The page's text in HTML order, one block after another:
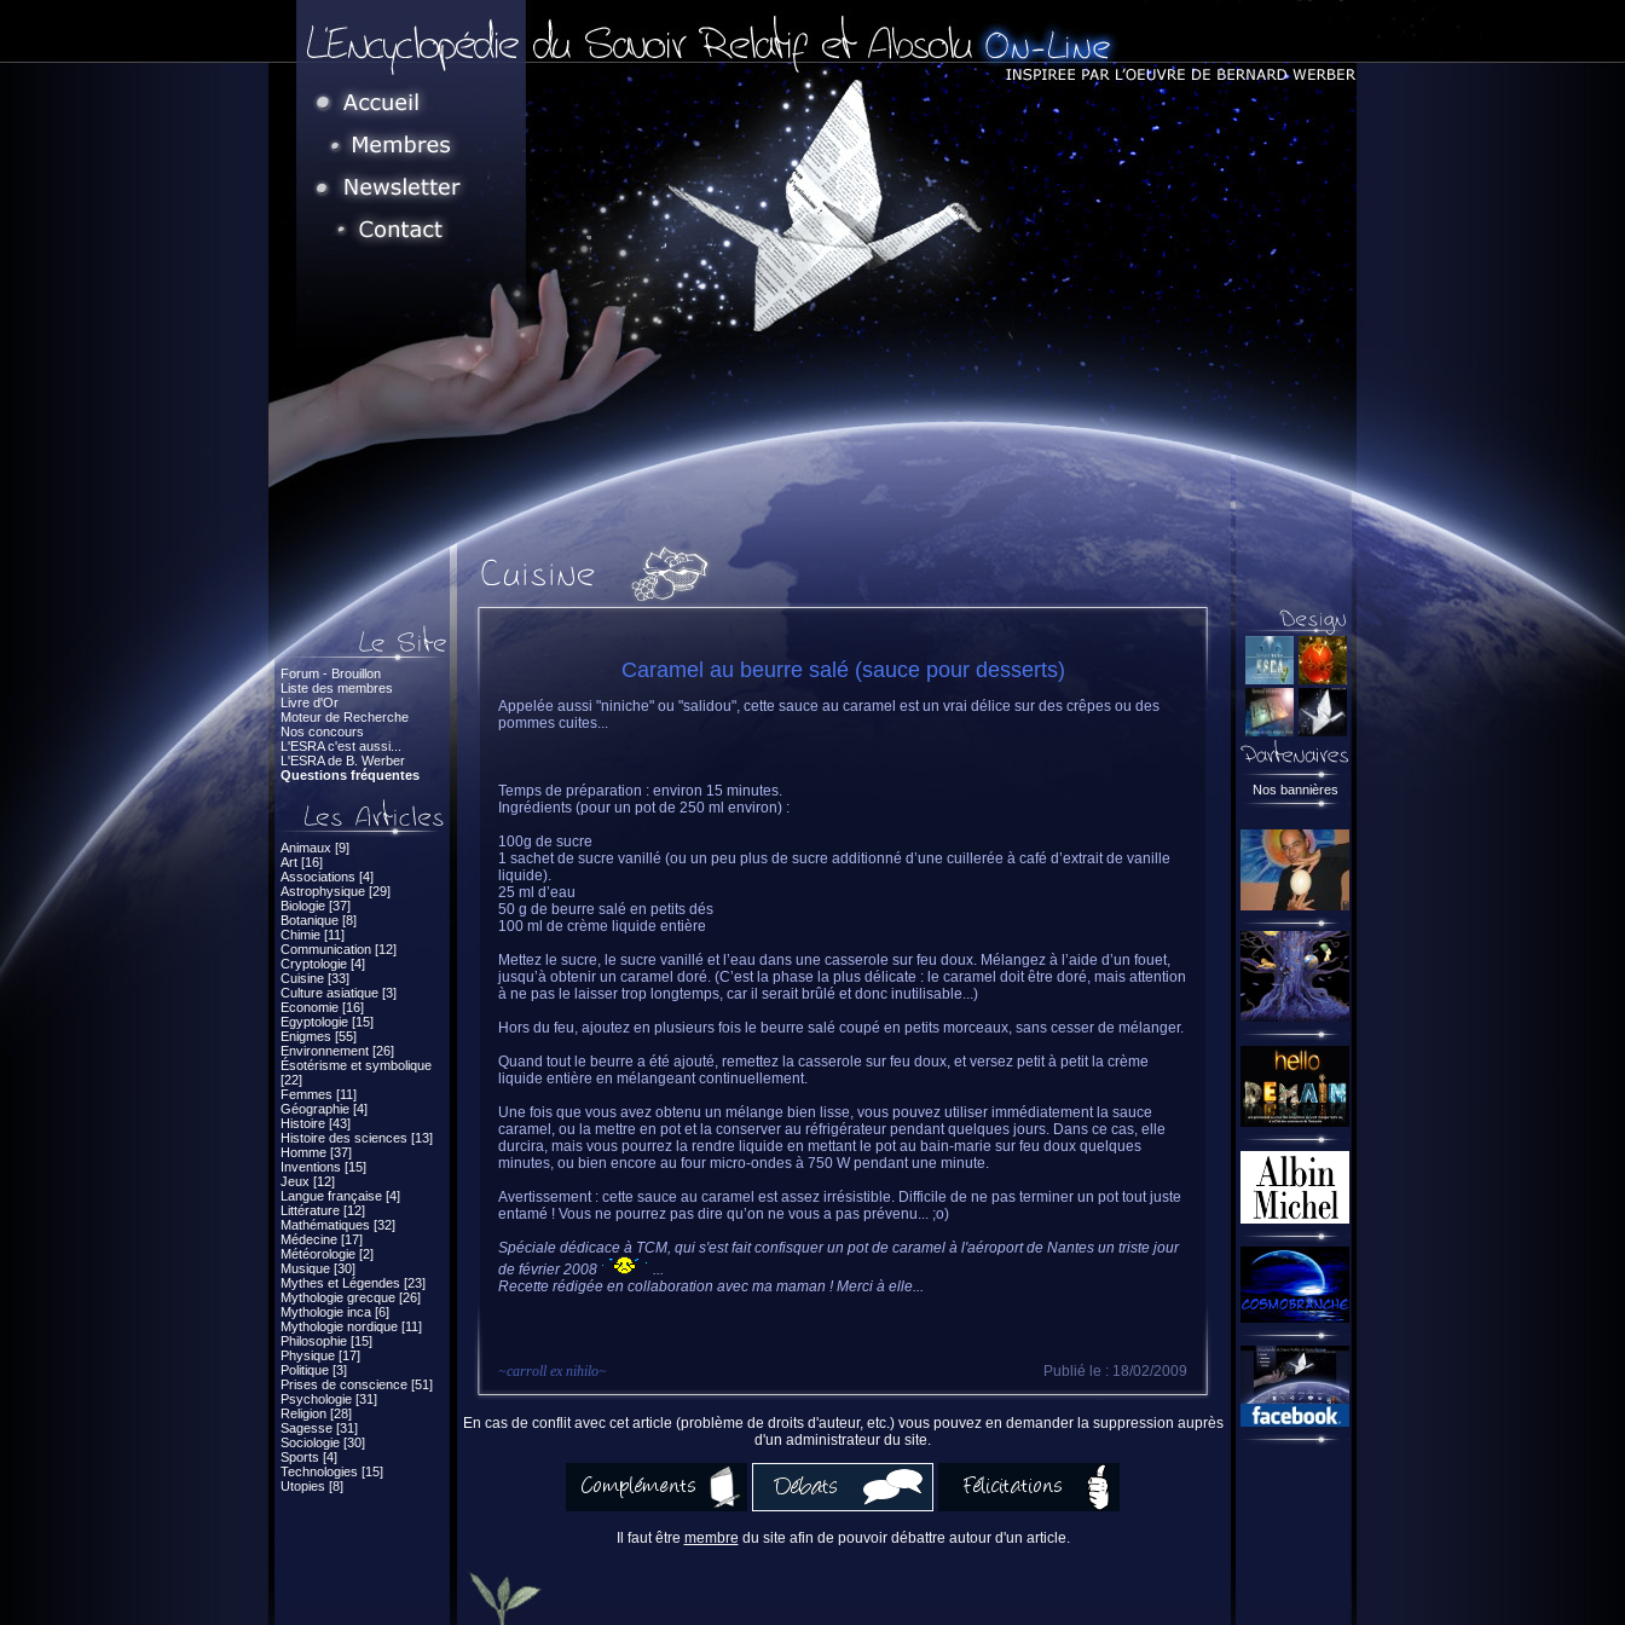
Forum - Brouillon
Liste des membres
Livre d'Or
Moteur de Recherche
Nos concours
L'ESRA c'est aussi...
L'ESRA de B. Werber
Questions fréquentes
Animaux [9]
Art [16]
Associations [4]
Astrophysique [29]
Biologie [37]
Botanique [8]
Chimie [11]
Communication [12]
Cryptologie [4]
Cuisine [33]
Culture asiatique [3]
Economie [16]
Egyptologie [15]
Enigmes [55]
Environnement [26]
Ésotérisme et symbolique
[22]
Femmes [11]
Géographie [4]
Histoire [43]
Histoire des sciences [13]
Homme [37]
Inventions [15]
Jeux [12]
Langue française [4]
Littérature [12]
Mathématiques [32]
Médecine [17]
Météorologie [2]
Musique [30]
Mythes et Légendes [23]
Mythologie grecque [26]
Mythologie inca [6]
Mythologie nordique [11]
Philosophie [15]
Physique [17]
Politique [3]
Prises de conscience [51]
Psychologie [31]
Religion [28]
Sagesse [31]
Sociologie [30]
Sports [4]
Technologies [15]
Utopies [8]
Caramel au beurre salé (sauce pour desserts)
Appelée aussi "niniche" ou "salidou", cette sauce au caramel est un vrai délice sur des crêpes ou des
pommes cuites...
Temps de préparation : environ 15 minutes.
Ingrédients (pour un pot de 250 ml environ) :
100g de sucre
1 sachet de sucre vanillé (ou un peu plus de sucre additionné d’une cuillerée à café d’extrait de vanille
liquide).
25 ml d’eau
50 g de beurre salé en petits dés
100 ml de crème liquide entière
Mettez le sucre, le sucre vanillé et l’eau dans une casserole sur feu doux. Mélangez à l’aide d’un fouet,
jusqu’à obtenir un caramel doré. (C’est la phase la plus délicate : le caramel doit être doré, mais attention
à ne pas le laisser trop longtemps, car il serait brûlé et donc inutilisable...)
Hors du feu, ajoutez en plusieurs fois le beurre salé coupé en petits morceaux, sans cesser de mélanger.
Quand tout le beurre a été ajouté, remettez la casserole sur feu doux, et versez petit à petit la crème
liquide entière en mélangeant continuellement.
Une fois que vous avez obtenu un mélange bien lisse, vous pouvez utiliser immédiatement la sauce
caramel, ou la mettre en pot et la conserver au réfrigérateur pendant quelques jours. Dans ce cas, elle
durcira, mais vous pourrez la rendre liquide en mettant le pot au bain-marie sur feu doux quelques
minutes, ou bien encore au four micro-ondes à 750 W pendant une minute.
Avertissement : cette sauce au caramel est assez irrésistible. Difficile de ne pas terminer un pot tout juste
entamé ! Vous ne pourrez pas dire qu’on ne vous a pas prévenu... ;o)
Spéciale dédicace à TCM, qui s'est fait confisquer un pot de caramel à l'aéroport de Nantes un triste jour
de février 2008
...
Recette rédigée en collaboration avec ma maman ! Merci à elle...
~carroll ex nihilo~ Publié le : 18/02/2009
En cas de conflit avec cet article (problème de droits d'auteur, etc.) vous pouvez en demander la suppression auprès
d'un administrateur du site.
Il faut être membre du site afin de pouvoir débattre autour d'un article.
Nos bannières